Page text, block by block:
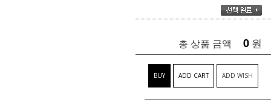
총 상품 금액 0 원
BUY ADD CART ADD WISH